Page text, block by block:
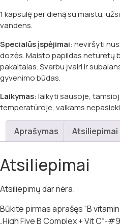
1 kapsulę per dieną su maistu,
vandens.
Specialūs įspėjimai:neviršyti
dozės. Maisto papildas neturėtų
pakaitalas. Svarbu įvairi ir
gyvenimo būdas.
Laikymas:laikyti sausoje,
temperatūroje, vaikams
Aprašymas Atsiliepimai
Atsiliepimai
Atsiliepimų dar nėra.
Būkite pirmas aprašęs “B
„High Five B Complex + Vit C“-